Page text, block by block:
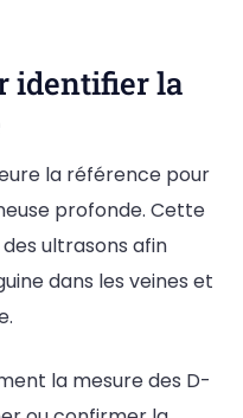
identifier la
la référence pour
profonde. Cette
ultrasons afin
dans les veines et
la mesure des D-